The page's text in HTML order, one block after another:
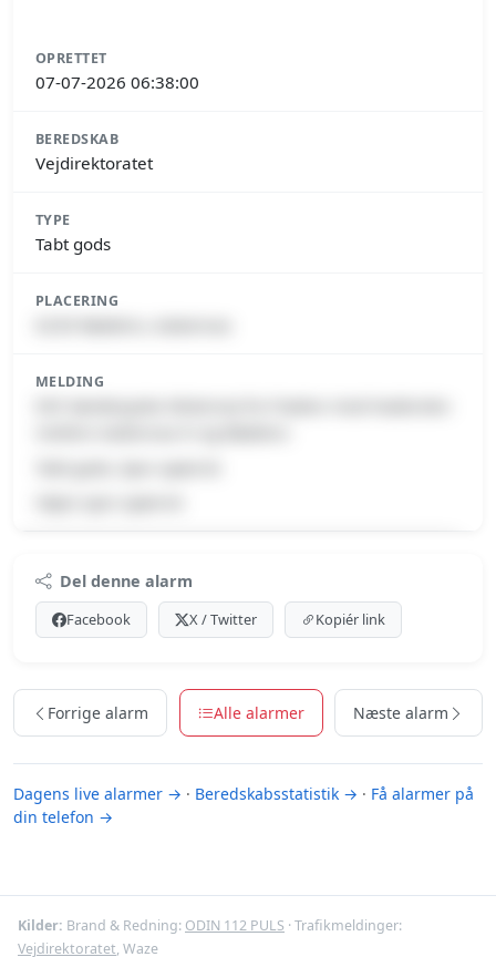
OPRETTET
07-07-2026 06:38:00
BEREDSKAB
Vejdirektoratet
TYPE
Tabt gods
PLACERING
MELDING
Log ind med Premium for at se meldingen og kortet.
Del denne alarm
Facebook X / Twitter Kopiér link
Forrige alarm Alle alarmer Næste alarm
Dagens live alarmer → · Beredskabsstatistik → · Få alarmer på
din telefon →
Kilder: Brand & Redning: ODIN 112 PULS · Trafikmeldinger:
Vejdirektoratet, Waze